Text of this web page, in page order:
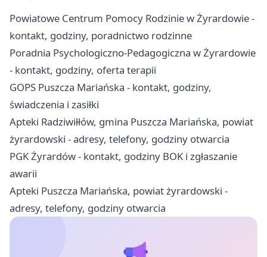
Powiatowe Centrum Pomocy Rodzinie w Żyrardowie -
kontakt, godziny, poradnictwo rodzinne
Poradnia Psychologiczno-Pedagogiczna w Żyrardowie
- kontakt, godziny, oferta terapii
GOPS Puszcza Mariańska - kontakt, godziny,
świadczenia i zasiłki
Apteki Radziwiłłów, gmina Puszcza Mariańska, powiat
żyrardowski - adresy, telefony, godziny otwarcia
PGK Żyrardów - kontakt, godziny BOK i zgłaszanie
awarii
Apteki Puszcza Mariańska, powiat żyrardowski -
adresy, telefony, godziny otwarcia